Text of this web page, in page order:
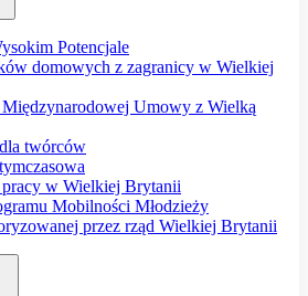
Potencjale
domowych z zagranicy w Wielkiej
Umowy z Wielką
twórców
pracy w Wielkiej Brytanii
Mobilności Młodzieży
przez rząd Wielkiej Brytanii